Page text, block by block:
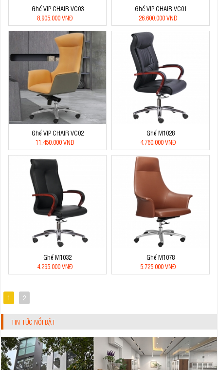
Ghế VIP CHAIR VC03
8.905.000 VNĐ
Ghế VIP CHAIR VC01
26.600.000 VNĐ
Ghế VIP CHAIR VC02
11.450.000 VNĐ
Ghế M1028
4.760.000 VNĐ
Ghế M1032
4.295.000 VNĐ
Ghế M1078
5.725.000 VNĐ
1 2
TIN TỨC NỔI BẬT